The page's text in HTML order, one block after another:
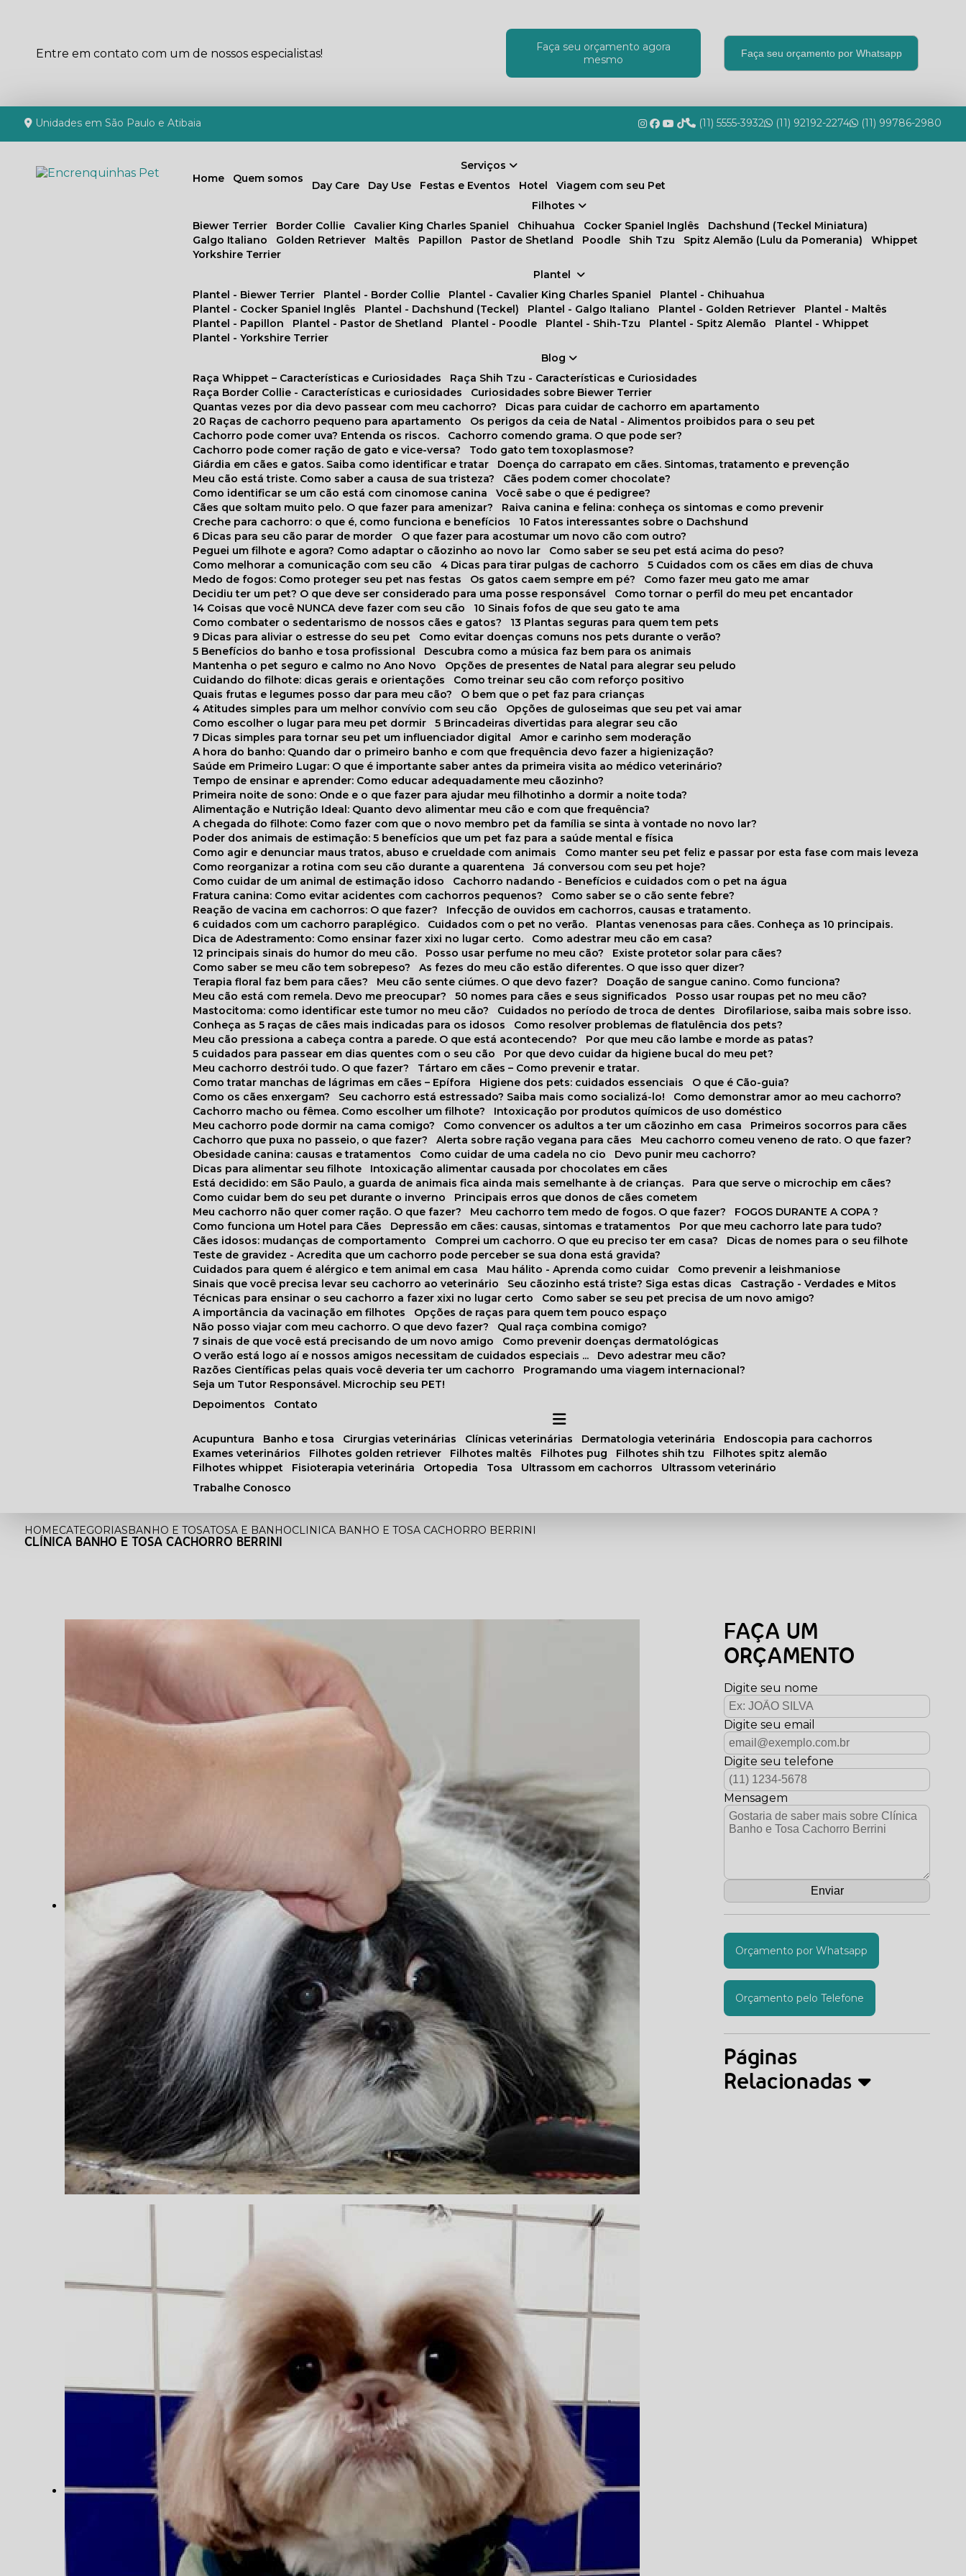
Entre em contato com um de nossos especialistas!
Faça seu orçamento agora
mesmo
Faça seu orçamento por Whatsapp
Unidades em São Paulo e Atibaia (11) 5555-3932 (11) 92192-2274 (11) 99786-2980
Home Quem somos
Depoimentos
Plantel
Plantel - Biewer Terrier
Plantel - Border Collie Plantel - Cavalier King Charles Spaniel
Plantel - Chihuahua
Plantel - Cocker Spaniel Inglês
Plantel - Dachshund (Teckel) Plantel - Galgo Italiano Plantel - Golden Retriever
Plantel - Maltês
Plantel - Papillon
Plantel - Pastor de Shetland Plantel - Poodle Plantel - Shih-Tzu Plantel - Spitz Alemão
Plantel - Whippet
Plantel - Yorkshire Terrier
Blog
Raça Whippet – Características e Curiosidades
Raça Shih Tzu - Características e Curiosidades
Raça Border Collie - Características e curiosidades
Curiosidades sobre Biewer Terrier
Quantas vezes por dia devo passear com meu cachorro?
Dicas para cuidar de cachorro em apartamento
20 Raças de cachorro pequeno para apartamento
Os perigos da ceia de Natal - Alimentos proibidos para o seu pet
Cachorro pode comer uva? Entenda os riscos.
Cachorro comendo grama. O que pode ser?
Cachorro pode comer ração de gato e vice-versa?
Todo gato tem toxoplasmose?
Giárdia em cães e gatos. Saiba como identificar e tratar
Doença do carrapato em cães. Sintomas, tratamento e prevenção
Meu cão está triste. Como saber a causa de sua tristeza?
Cães podem comer chocolate?
Como identificar se um cão está com cinomose canina
Você sabe o que é pedigree?
Cães que soltam muito pelo. O que fazer para amenizar?
Raiva canina e felina: conheça os sintomas e como prevenir
Creche para cachorro: o que é, como funciona e benefícios
10 Fatos interessantes sobre o Dachshund
6 Dicas para seu cão parar de morder
O que fazer para acostumar um novo cão com outro?
Peguei um filhote e agora? Como adaptar o cãozinho ao novo lar
Como saber se seu pet está acima do peso?
Como melhorar a comunicação com seu cão
4 Dicas para tirar pulgas de cachorro
5 Cuidados com os cães em dias de chuva
Medo de fogos: Como proteger seu pet nas festas
Os gatos caem sempre em pé?
Como fazer meu gato me amar
Decidiu ter um pet? O que deve ser considerado para uma posse responsável
Como tornar o perfil do meu pet encantador
14 Coisas que você NUNCA deve fazer com seu cão
10 Sinais fofos de que seu gato te ama
Como combater o sedentarismo de nossos cães e gatos?
13 Plantas seguras para quem tem pets
9 Dicas para aliviar o estresse do seu pet
Como evitar doenças comuns nos pets durante o verão?
5 Benefícios do banho e tosa profissional
Descubra como a música faz bem para os animais
Mantenha o pet seguro e calmo no Ano Novo
Opções de presentes de Natal para alegrar seu peludo
Cuidando do filhote: dicas gerais e orientações
Como treinar seu cão com reforço positivo
Quais frutas e legumes posso dar para meu cão?
O bem que o pet faz para crianças
4 Atitudes simples para um melhor convívio com seu cão
Opções de guloseimas que seu pet vai amar
Como escolher o lugar para meu pet dormir
5 Brincadeiras divertidas para alegrar seu cão
7 Dicas simples para tornar seu pet um influenciador digital
Amor e carinho sem moderação
A hora do banho: Quando dar o primeiro banho e com que frequência devo fazer a higienização?
Saúde em Primeiro Lugar: O que é importante saber antes da primeira visita ao médico veterinário?
Tempo de ensinar e aprender: Como educar adequadamente meu cãozinho?
Primeira noite de sono: Onde e o que fazer para ajudar meu filhotinho a dormir a noite toda?
Alimentação e Nutrição Ideal: Quanto devo alimentar meu cão e com que frequência?
A chegada do filhote: Como fazer com que o novo membro pet da família se sinta à vontade no novo lar?
Poder dos animais de estimação: 5 benefícios que um pet faz para a saúde mental e física
Como agir e denunciar maus tratos, abuso e crueldade com animais
Como manter seu pet feliz e passar por esta fase com mais leveza
Como reorganizar a rotina com seu cão durante a quarentena
Já conversou com seu pet hoje?
Como cuidar de um animal de estimação idoso
Cachorro nadando - Benefícios e cuidados com o pet na água
Fratura canina: Como evitar acidentes com cachorros pequenos?
Como saber se o cão sente febre?
Reação de vacina em cachorros: O que fazer?
Infecção de ouvidos em cachorros, causas e tratamento.
6 cuidados com um cachorro paraplégico.
Cuidados com o pet no verão.
Plantas venenosas para cães. Conheça as 10 principais.
Dica de Adestramento: Como ensinar fazer xixi no lugar certo.
Como adestrar meu cão em casa?
12 principais sinais do humor do meu cão.
Posso usar perfume no meu cão?
Existe protetor solar para cães?
Como saber se meu cão tem sobrepeso?
As fezes do meu cão estão diferentes. O que isso quer dizer?
Terapia floral faz bem para cães?
Meu cão sente ciúmes. O que devo fazer?
Doação de sangue canino. Como funciona?
Meu cão está com remela. Devo me preocupar?
50 nomes para cães e seus significados
Posso usar roupas pet no meu cão?
Mastocitoma: como identificar este tumor no meu cão?
Cuidados no período de troca de dentes
Dirofilariose, saiba mais sobre isso.
Conheça as 5 raças de cães mais indicadas para os idosos
Como resolver problemas de flatulência dos pets?
Meu cão pressiona a cabeça contra a parede. O que está acontecendo?
Por que meu cão lambe e morde as patas?
5 cuidados para passear em dias quentes com o seu cão
Por que devo cuidar da higiene bucal do meu pet?
Meu cachorro destrói tudo. O que fazer?
Tártaro em cães – Como prevenir e tratar.
Como tratar manchas de lágrimas em cães – Epífora
Higiene dos pets: cuidados essenciais
O que é Cão-guia?
Como os cães enxergam?
Seu cachorro está estressado? Saiba mais como socializá-lo!
Como demonstrar amor ao meu cachorro?
Cachorro macho ou fêmea. Como escolher um filhote?
Intoxicação por produtos químicos de uso doméstico
Meu cachorro pode dormir na cama comigo?
Como convencer os adultos a ter um cãozinho em casa
Primeiros socorros para cães
Cachorro que puxa no passeio, o que fazer?
Alerta sobre ração vegana para cães
Meu cachorro comeu veneno de rato. O que fazer?
Obesidade canina: causas e tratamentos
Como cuidar de uma cadela no cio
Devo punir meu cachorro?
Dicas para alimentar seu filhote
Intoxicação alimentar causada por chocolates em cães
Está decidido: em São Paulo, a guarda de animais fica ainda mais semelhante à de crianças.
Para que serve o microchip em cães?
Como cuidar bem do seu pet durante o inverno
Principais erros que donos de cães cometem
Meu cachorro não quer comer ração. O que fazer?
Meu cachorro tem medo de fogos. O que fazer?
FOGOS DURANTE A COPA ?
Como funciona um Hotel para Cães
Depressão em cães: causas, sintomas e tratamentos
Por que meu cachorro late para tudo?
Cães idosos: mudanças de comportamento
Comprei um cachorro. O que eu preciso ter em casa?
Dicas de nomes para o seu filhote
Teste de gravidez - Acredita que um cachorro pode perceber se sua dona está gravida?
Cuidados para quem é alérgico e tem animal em casa
Mau hálito - Aprenda como cuidar
Como prevenir a leishmaniose
Sinais que você precisa levar seu cachorro ao veterinário
Seu cãozinho está triste? Siga estas dicas
Castração - Verdades e Mitos
Técnicas para ensinar o seu cachorro a fazer xixi no lugar certo
Como saber se seu pet precisa de um novo amigo?
A importância da vacinação em filhotes
Opções de raças para quem tem pouco espaço
Não posso viajar com meu cachorro. O que devo fazer?
Qual raça combina comigo?
7 sinais de que você está precisando de um novo amigo
Como prevenir doenças dermatológicas
O verão está logo aí e nossos amigos necessitam de cuidados especiais ...
Devo adestrar meu cão?
Razões Científicas pelas quais você deveria ter um cachorro
Programando uma viagem internacional?
Seja um Tutor Responsável. Microchip seu PET!
Serviços
Day Care
Day Use Festas e Eventos Hotel
Viagem com seu Pet
Filhotes
Biewer Terrier
Border Collie Cavalier King Charles Spaniel Chihuahua Cocker Spaniel Inglês
Dachshund (Teckel Miniatura)
Galgo Italiano
Golden Retriever Maltês Papillon Pastor de Shetland Poodle Shih Tzu Spitz Alemão (Lulu da Pomerania)
Whippet
Yorkshire Terrier
Contato
acupuntura banho e tosa cirurgias veterinárias clínicas veterinárias dermatologia veterinária
endoscopia para cachorros
exames veterinários
filhotes golden retriever filhotes maltês filhotes pug filhotes shih tzu
filhotes spitz alemão
filhotes whippet
fisioterapia veterinária ortopedia tosa ultrassom em cachorros
ultrassom veterinário
Trabalhe Conosco
HOMECATEGORIASBANHO E TOSATOSA E BANHOCLINICA BANHO E TOSA CACHORRO BERRINI
CLÍNICA BANHO E TOSA CACHORRO BERRINI
FAÇA UM
ORÇAMENTO
Digite seu nome
Digite seu email
Digite seu telefone
Mensagem
Orçamento por Whatsapp
Orçamento pelo Telefone
Páginas
Relacionadas